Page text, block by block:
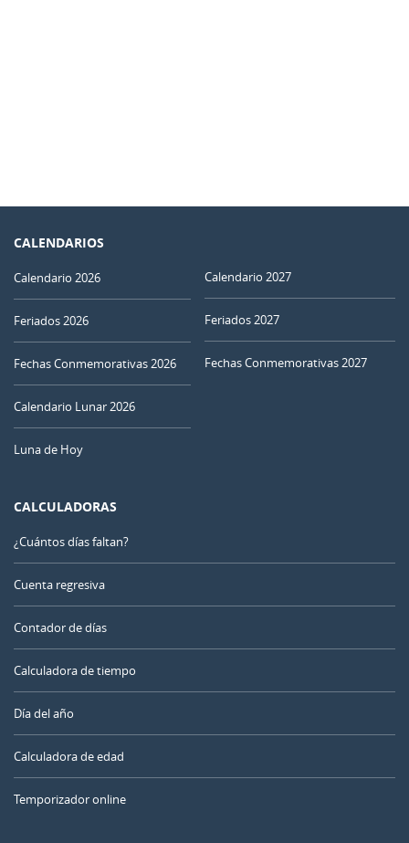
CALENDARIOS
Calendario 2026
Feriados 2026
Fechas Conmemorativas 2026
Calendario Lunar 2026
Luna de Hoy
Calendario 2027
Feriados 2027
Fechas Conmemorativas 2027
CALCULADORAS
¿Cuántos días faltan?
Cuenta regresiva
Contador de días
Calculadora de tiempo
Día del año
Calculadora de edad
Temporizador online